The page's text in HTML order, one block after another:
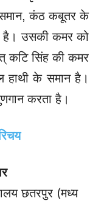
समान, कंठ कबूतर के
है। उसकी कमर को
कटि सिंह की कमर
हाथी के समान है।
करता है।
छतरपुर (मध्य